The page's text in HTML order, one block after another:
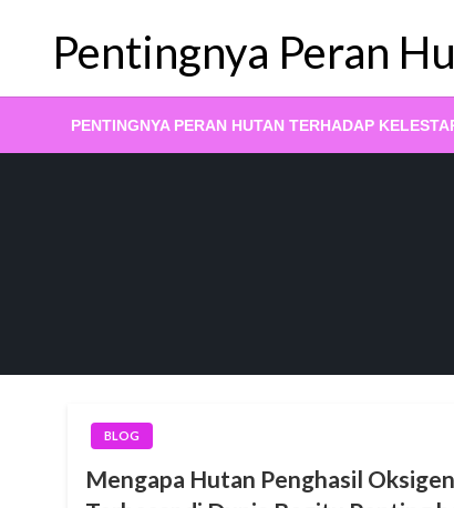
contentPentingnya Peran
PENTINGNYA PERAN HUTAN TERHADAP
BLOG
Mengapa Hutan Penghasil Oksigen